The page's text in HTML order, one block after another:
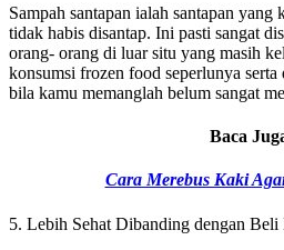
Sampah santapan ialah santapan
tidak habis disantap. Ini pasti sangat
orang- orang di luar situ yang masih
konsumsi frozen food seperlunya
bila kamu memanglah belum sangat
Baca
Cara Merebus Kaki
5. Lebih Sehat Dibanding dengan Beli